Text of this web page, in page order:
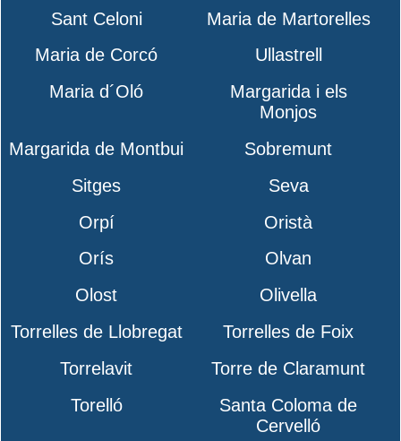
Sant Celoni
Maria de Martorelles
Maria de Corcó
Ullastrell
Maria d´Oló
Margarida i els
Monjos
Margarida de Montbui
Sobremunt
Sitges
Seva
Orpí
Oristà
Orís
Olvan
Olost
Olivella
Torrelles de Llobregat
Torrelles de Foix
Torrelavit
Torre de Claramunt
Torelló
Santa Coloma de
Cervelló